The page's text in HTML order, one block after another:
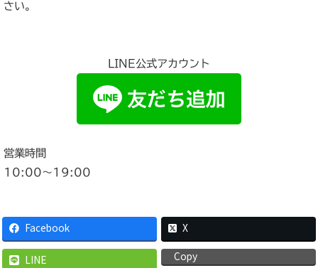
さい。
LINE公式アカウント
営業時間
10:00〜19:00
Facebook X
LINE Copy